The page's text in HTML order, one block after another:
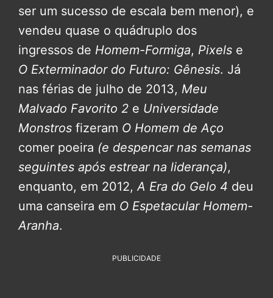
ser um sucesso de escala bem menor), e
vendeu quase o quádruplo dos
ingressos de Homem-Formiga, Pixels e
O Exterminador do Futuro: Gênesis. Já
nas férias de julho de 2013, Meu
Malvado Favorito 2 e Universidade
Monstros fizeram O Homem de Aço
comer poeira (e despencar nas semanas
seguintes após estrear na liderança),
enquanto, em 2012,A Era do Gelo 4 deu
uma canseira em O Espetacular Homem-
Aranha.
PUBLICIDADE